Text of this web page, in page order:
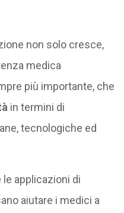
non solo cresce,
medica
più importante, che
in termini di
tecnologiche ed
applicazioni di
aiutare i medici a